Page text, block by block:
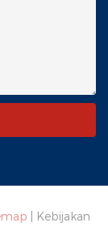
Kebijakan